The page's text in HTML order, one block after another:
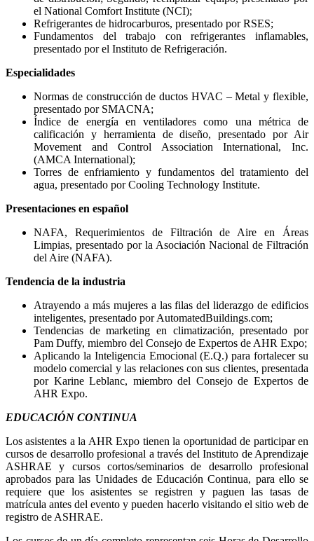
el National Comfort Institute (NCI);
Refrigerantes de hidrocarburos, presentado por RSES;
Fundamentos del trabajo con refrigerantes inflamables,
presentado por el Instituto de Refrigeración.
Especialidades
Normas de construcción de ductos HVAC – Metal y flexible,
presentado por SMACNA;
Índice de energía en ventiladores como una métrica de
calificación y herramienta de diseño, presentado por Air
Movement and Control Association International, Inc.
(AMCA International);
Torres de enfriamiento y fundamentos del tratamiento del
agua, presentado por Cooling Technology Institute.
Presentaciones en español
NAFA, Requerimientos de Filtración de Aire en Áreas
Limpias, presentado por la Asociación Nacional de Filtración
del Aire (NAFA).
Tendencia de la industria
Atrayendo a más mujeres a las filas del liderazgo de edificios
inteligentes, presentado por AutomatedBuildings.com;
Tendencias de marketing en climatización, presentado por
Pam Duffy, miembro del Consejo de Expertos de AHR Expo;
Aplicando la Inteligencia Emocional (E.Q.) para fortalecer su
modelo comercial y las relaciones con sus clientes, presentada
por Karine Leblanc, miembro del Consejo de Expertos de
AHR Expo.
EDUCACIÓN CONTINUA
Los asistentes a la AHR Expo tienen la oportunidad de participar en
cursos de desarrollo profesional a través del Instituto de Aprendizaje
ASHRAE y cursos cortos/seminarios de desarrollo profesional
aprobados para las Unidades de Educación Continua, para ello se
requiere que los asistentes se registren y paguen las tasas de
matrícula antes del evento y pueden hacerlo visitando el sitio web de
registro de ASHRAE.